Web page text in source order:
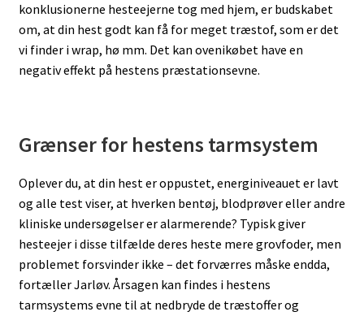
konklusionerne hesteejerne tog med hjem, er budskabet
om, at din hest godt kan få for meget træstof, som er det
vi finder i wrap, hø mm. Det kan ovenikøbet have en
negativ effekt på hestens præstationsevne.
Grænser for hestens tarmsystem
Oplever du, at din hest er oppustet, energiniveauet er lavt
og alle test viser, at hverken bentøj, blodprøver eller andre
kliniske undersøgelser er alarmerende? Typisk giver
hesteejer i disse tilfælde deres heste mere grovfoder, men
problemet forsvinder ikke – det forværres måske endda,
fortæller Jarløv. Årsagen kan findes i hestens
tarmsystems evne til at nedbryde de træstoffer og